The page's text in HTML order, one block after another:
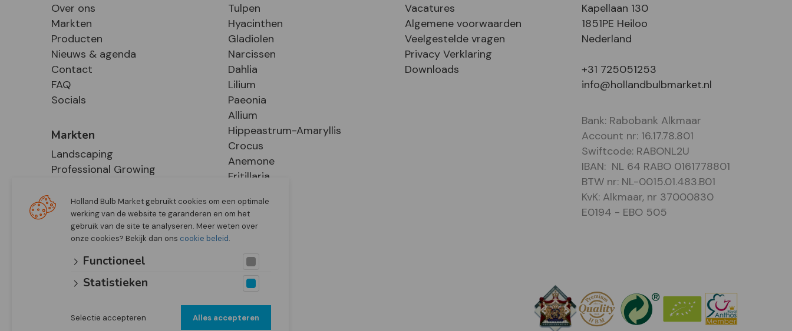
Over ons
Markten
Producten
Nieuws & agenda
Contact
FAQ
Socials
Markten
Landscaping
Professional Growing
Retail
Tulpen
Hyacinthen
Gladiolen
Narcissen
Dahlia
Lilium
Paeonia
Allium
Hippeastrum-Amaryllis
Crocus
Anemone
Fritillaria
Vacatures
Algemene voorwaarden
Veelgestelde vragen
Privacy Verklaring
Downloads
Kapellaan 130
1851PE Heiloo
Nederland
+31 725051253
info@hollandbulbmarket.nl
Bank: Rabobank Alkmaar
Account nr: 16.17.78.801
Swiftcode: RABONL2U
IBAN: NL 64 RABO 0161778801
BTW nr: NL-0015.01.483.B01
KvK: Alkmaar, nr 37000830
E0194 - EBO 505
Holland Bulb Market gebruikt cookies om een optimale
werking van de website te garanderen en om het
gebruik van de site te analyseren. Meer weten over
onze cookies? Bekijk dan ons cookie beleid.
Functioneel
Statistieken
Selectie accepteren Alles accepteren